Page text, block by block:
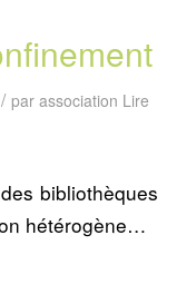
/ par association Lire
bibliothèques
hétérogène…